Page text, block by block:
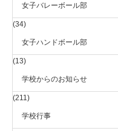
女子バレーボール部
(34)
女子ハンドボール部
(13)
学校からのお知らせ
(211)
学校行事